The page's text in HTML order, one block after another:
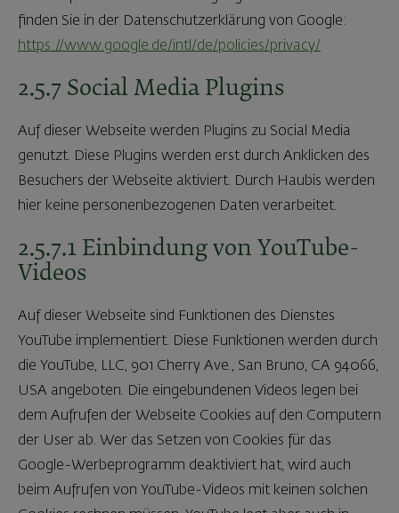
finden Sie in der Datenschutzerklärung von Google:
https://www.google.de/intl/de/policies/privacy/
2.5.7 Social Media Plugins
Auf dieser Webseite werden Plugins zu Social Media
genutzt. Diese Plugins werden erst durch Anklicken des
Besuchers der Webseite aktiviert. Durch Haubis werden
hier keine personenbezogenen Daten verarbeitet.
2.5.7.1 Einbindung von YouTube-
Videos
Auf dieser Webseite sind Funktionen des Dienstes
YouTube implementiert. Diese Funktionen werden durch
die YouTube, LLC, 901 Cherry Ave., San Bruno, CA 94066,
USA angeboten. Die eingebundenen Videos legen bei
dem Aufrufen der Webseite Cookies auf den Computern
der User ab. Wer das Setzen von Cookies für das
Google-Werbeprogramm deaktiviert hat, wird auch
beim Aufrufen von YouTube-Videos mit keinen solchen